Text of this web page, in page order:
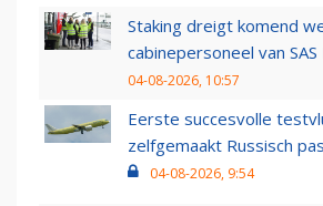
Staking dreigt komend
cabinepersoneel van
04-08-2026, 10:57
Eerste succesvolle
zelfgemaakt Russisch
04-08-2026, 9:54